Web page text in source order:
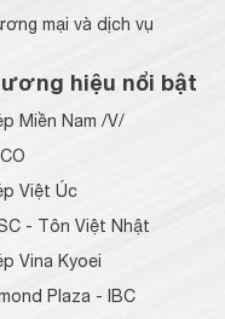
mại và dịch vụ
hiệu nổi bật
Miền Nam /V/
Việt Úc
- Tôn Việt Nhật
Vina Kyoei
Plaza - IBC